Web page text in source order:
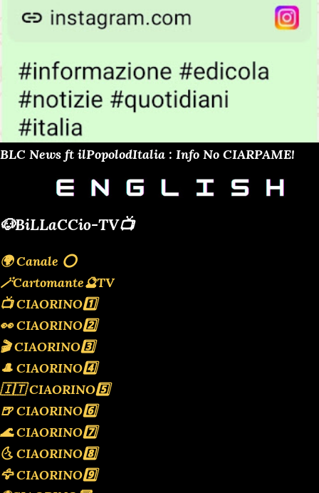
BLC News ft ilPopolodItalia : Info No CIARPAME!
🐶BiLLaCCio-TV📺
🌍 Canale ⭕️
🪄Cartomante🔮TV
📺 CIAORINO1️⃣
👀 CIAORINO2️⃣
🎬 CIAORINO3️⃣
🎩 CIAORINO4️⃣
🇮🇹 CIAORINO5️⃣
🍺 CIAORINO6️⃣
🌊 CIAORINO7️⃣
🌜 CIAORINO8️⃣
🦅 CIAORINO9️⃣